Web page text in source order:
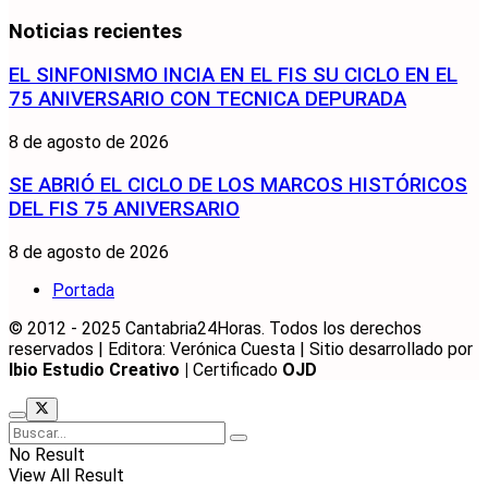
Noticias recientes
EL SINFONISMO INCIA EN EL FIS SU CICLO EN EL
75 ANIVERSARIO CON TECNICA DEPURADA
8 de agosto de 2026
SE ABRIÓ EL CICLO DE LOS MARCOS HISTÓRICOS
DEL FIS 75 ANIVERSARIO
8 de agosto de 2026
Portada
© 2012 - 2025 Cantabria24Horas. Todos los derechos
reservados | Editora: Verónica Cuesta | Sitio desarrollado por
Ibio Estudio Creativo | Certificado OJD
No Result
View All Result